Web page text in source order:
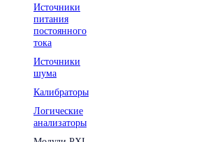
Источники
питания
постоянного
тока
Источники
шума
Калибраторы
Логические
анализаторы